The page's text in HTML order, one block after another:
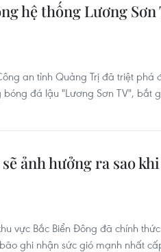
hệ thống Lương Sơn
an tỉnh Quảng Trị đã triệt phá
đá lậu "Lương Sơn TV", bắt
ảnh hưởng ra sao
vực Bắc Biển Đông đã chính
ghi nhận sức gió mạnh nhất